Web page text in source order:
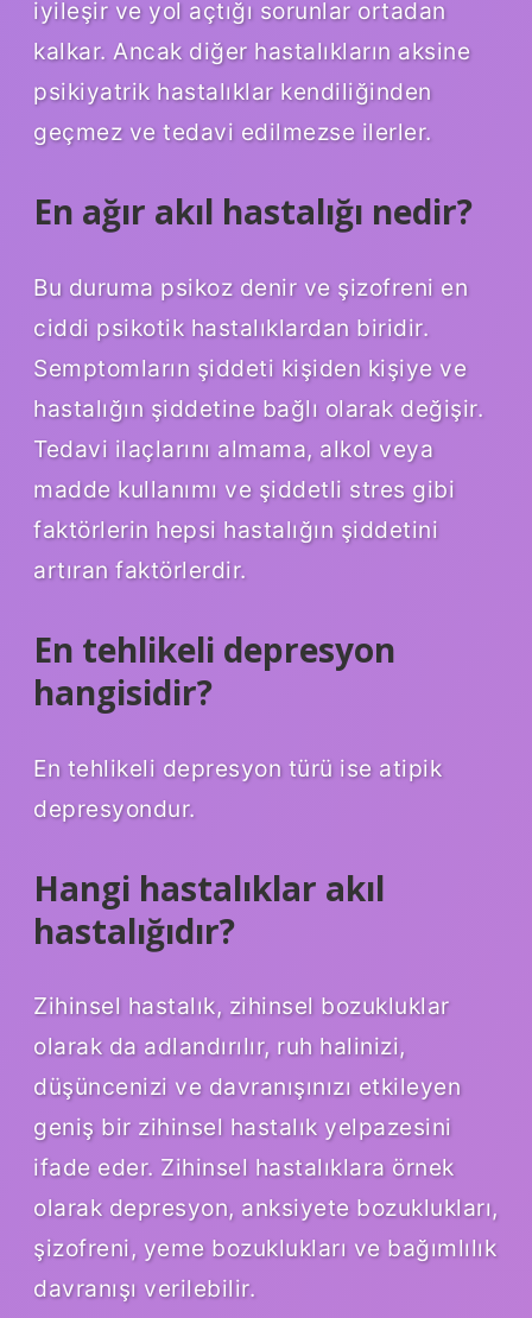
iyileşir ve yol açtığı sorunlar ortadan
kalkar. Ancak diğer hastalıkların aksine
psikiyatrik hastalıklar kendiliğinden
geçmez ve tedavi edilmezse ilerler.
En ağır akıl hastalığı nedir?
Bu duruma psikoz denir ve şizofreni en
ciddi psikotik hastalıklardan biridir.
Semptomların şiddeti kişiden kişiye ve
hastalığın şiddetine bağlı olarak değişir.
Tedavi ilaçlarını almama, alkol veya
madde kullanımı ve şiddetli stres gibi
faktörlerin hepsi hastalığın şiddetini
artıran faktörlerdir.
En tehlikeli depresyon
hangisidir?
En tehlikeli depresyon türü ise atipik
depresyondur.
Hangi hastalıklar akıl
hastalığıdır?
Zihinsel hastalık, zihinsel bozukluklar
olarak da adlandırılır, ruh halinizi,
düşüncenizi ve davranışınızı etkileyen
geniş bir zihinsel hastalık yelpazesini
ifade eder. Zihinsel hastalıklara örnek
olarak depresyon, anksiyete bozuklukları,
şizofreni, yeme bozuklukları ve bağımlılık
davranışı verilebilir.